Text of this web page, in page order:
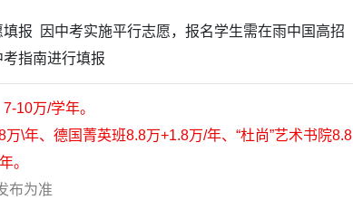
排名
加拿大 前5名校录取率
学、南洋理工大学
港大学、香港中文大学、香港理工大
区名校录取。
报 因中考实施平行志愿，报名学生需在雨中国高招
指南进行填报
10万/学年。
\年、德国菁英班8.8万+1.8万/年、“杜尚”艺术书院8.8
。
布为准